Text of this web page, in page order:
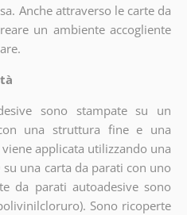
Anche attraverso le carte da
un ambiente accogliente
sono stampate su un
una struttura fine e una
applicata utilizzando una
una carta da parati con uno
da parati autoadesive sono
Sono ricoperte